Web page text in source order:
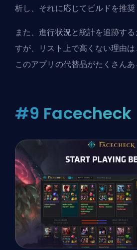
析し、それに応じてビルドを推奨
また、進行状況と統計を追跡す
すが、リスト上で高くない理由
このアプリの代替品がたくさんあ
#9 Facecheck